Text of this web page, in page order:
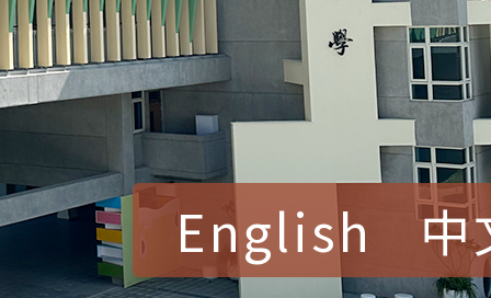
English 中
賀！本校參加桃園市中